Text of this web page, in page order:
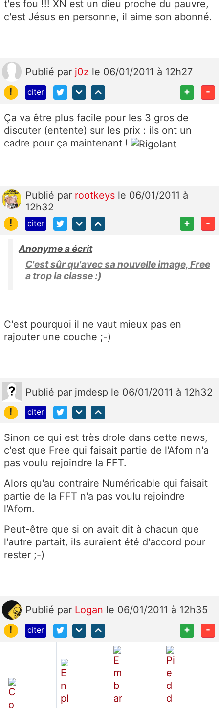
t'es fou !!! XN est un dieu proche du pauvre,
c'est Jésus en personne, il aime son abonné.
Publié par j0z le 06/01/2011 à 12h27
!
citer + -
Ça va être plus facile pour les 3 gros de
discuter (entente) sur les prix : ils ont un
cadre pour ça maintenant !
Publié par rootkeys le 06/01/2011 à
12h32
!
citer + -
Anonyme a écrit
C'est sûr qu'avec sa nouvelle image, Free
a trop la classe :)
C'est pourquoi il ne vaut mieux pas en
rajouter une couche ;-)
Publié par jmdesp le 06/01/2011 à 12h32
!
citer
Sinon ce qui est très drole dans cette news,
c'est que Free qui faisait partie de l'Afom n'a
pas voulu rejoindre la FFT.
Alors qu'au contraire Numéricable qui faisait
partie de la FFT n'a pas voulu rejoindre
l'Afom.
Peut-être que si on avait dit à chacun que
l'autre partait, ils auraient été d'accord pour
rester ;-)
Publié par Logan le 06/01/2011 à 12h35
!
citer + -